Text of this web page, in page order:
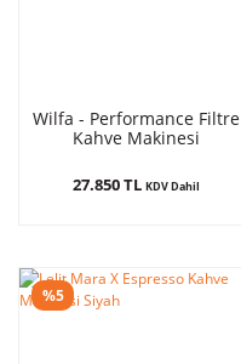
Wilfa - Performance Filtre
Kahve Makinesi
27.850 TL KDV Dahil
%5